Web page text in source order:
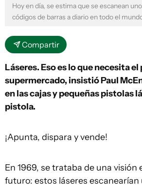
Hoy en día, se estima que se escanean
códigos de barras a diario en todo el
Compartir
Láseres. Eso es lo que necesita
supermercado, insistió Paul
en las cajas y pequeñas pistolas
pistola.
¡Apunta, dispara y vende!
En 1969, se trataba de una visión
futuro: estos láseres escanearían